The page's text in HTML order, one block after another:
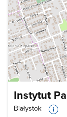
Instytut
Białystok